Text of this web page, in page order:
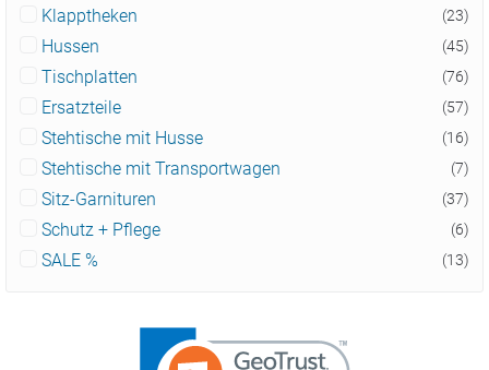
Klapptheken (23)
Hussen (45)
Tischplatten (76)
Ersatzteile (57)
Stehtische mit Husse (16)
Stehtische mit Transportwagen (7)
Sitz-Garnituren (37)
Schutz + Pflege (6)
SALE % (13)